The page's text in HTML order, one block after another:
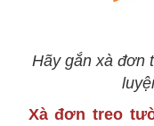
Hãy gắn xà đơn
Xà đơn treo